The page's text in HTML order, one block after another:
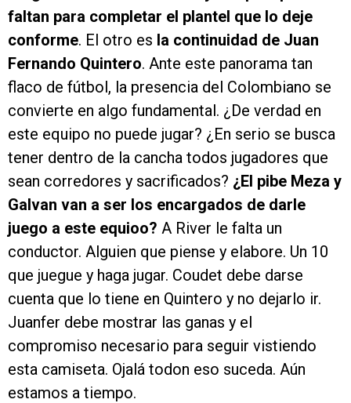
faltan para completar el plantel que lo deje
conforme. El otro es la continuidad de Juan
Fernando Quintero. Ante este panorama tan
flaco de fútbol, la presencia del Colombiano se
convierte en algo fundamental. ¿De verdad en
este equipo no puede jugar? ¿En serio se busca
tener dentro de la cancha todos jugadores que
sean corredores y sacrificados? ¿El pibe Meza y
Galvan van a ser los encargados de darle
juego a este equioo? A River le falta un
conductor. Alguien que piense y elabore. Un 10
que juegue y haga jugar. Coudet debe darse
cuenta que lo tiene en Quintero y no dejarlo ir.
Juanfer debe mostrar las ganas y el
compromiso necesario para seguir vistiendo
esta camiseta. Ojalá todon eso suceda. Aún
estamos a tiempo.